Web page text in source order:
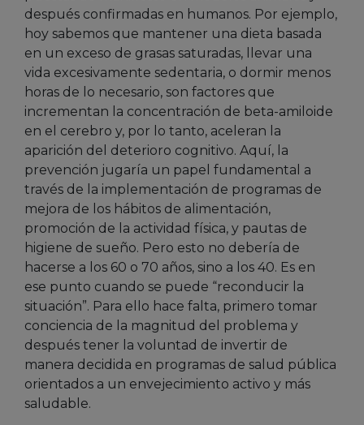
después confirmadas en humanos. Por ejemplo,
hoy sabemos que mantener una dieta basada
en un exceso de grasas saturadas, llevar una
vida excesivamente sedentaria, o dormir menos
horas de lo necesario, son factores que
incrementan la concentración de beta-amiloide
en el cerebro y, por lo tanto, aceleran la
aparición del deterioro cognitivo. Aquí, la
prevención jugaría un papel fundamental a
través de la implementación de programas de
mejora de los hábitos de alimentación,
promoción de la actividad física, y pautas de
higiene de sueño. Pero esto no debería de
hacerse a los 60 o 70 años, sino a los 40. Es en
ese punto cuando se puede “reconducir la
situación”. Para ello hace falta, primero tomar
conciencia de la magnitud del problema y
después tener la voluntad de invertir de
manera decidida en programas de salud pública
orientados a un envejecimiento activo y más
saludable.